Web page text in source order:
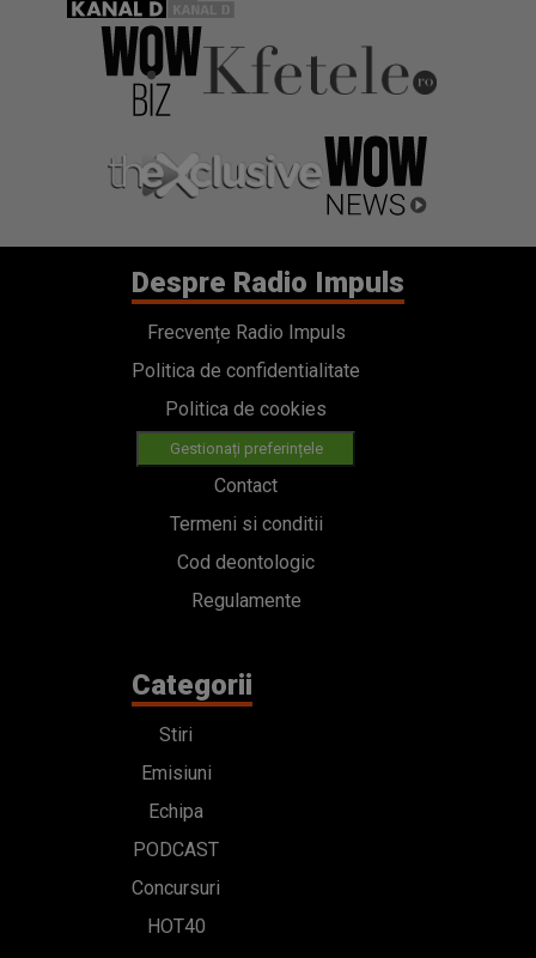
Despre Radio Impuls
Frecvențe Radio Impuls
Politica de confidentialitate
Politica de cookies
Gestionați preferințele
Contact
Termeni si conditii
Cod deontologic
Regulamente
Categorii
Stiri
Emisiuni
Echipa
PODCAST
Concursuri
HOT40